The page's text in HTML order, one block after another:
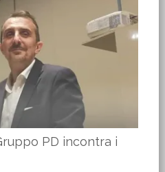
PD incontra i